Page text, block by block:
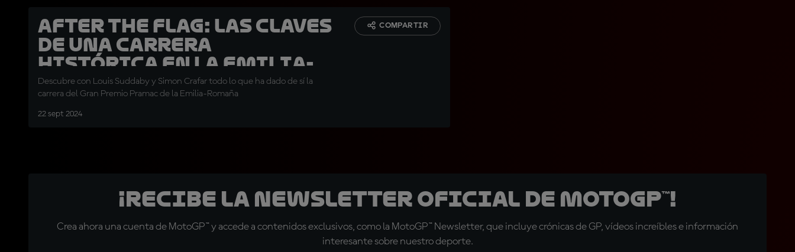
After the Flag: Las claves
de una carrera
histórica en la Emilia-
Romaña
Descubre con Louis Suddaby y Simon Crafar todo lo que ha dado de sí la
carrera del Gran Premio Pramac de la Emilia-Romaña
22 sept 2024
COMPARTIR
¡Recibe la Newsletter oficial de MotoGP™!
Crea ahora una cuenta de MotoGP™ y accede a contenidos exclusivos, como la MotoGP™ Newsletter, que incluye crónicas de GP, vídeos increíbles e información
interesante sobre nuestro deporte.